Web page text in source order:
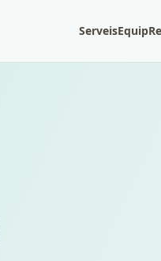
ServeisEquip